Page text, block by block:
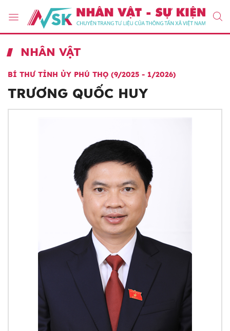
NHÂN VẬT
BÍ THƯ TỈNH ỦY PHÚ THỌ (9/2025 - 1/2026)
TRƯƠNG QUỐC HUY